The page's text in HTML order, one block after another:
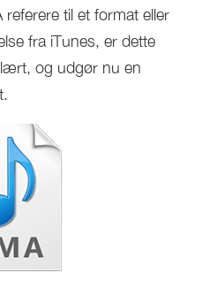
til et format eller
fra iTunes, er dette
og udgør nu en